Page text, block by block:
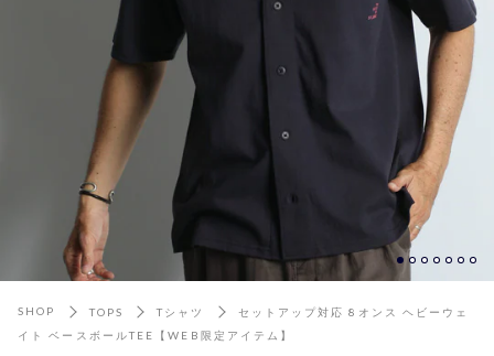
SHOP TOPS Tシャツ
セットアップ対応 8オンス ヘビーウェ
イト ベースボールTEE【WEB限定アイテム】